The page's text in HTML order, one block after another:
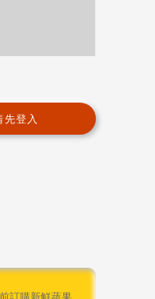
登入
訂購新鮮蔬果